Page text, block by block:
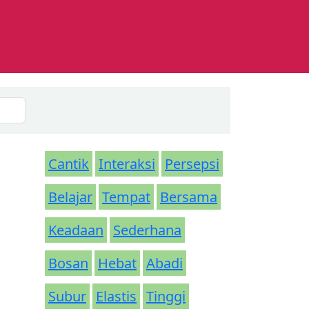
Cantik Interaksi
Persepsi
Belajar Tempat Bersama
Keadaan Sederhana
Bosan
Hebat Abadi
Subur Elastis Tinggi